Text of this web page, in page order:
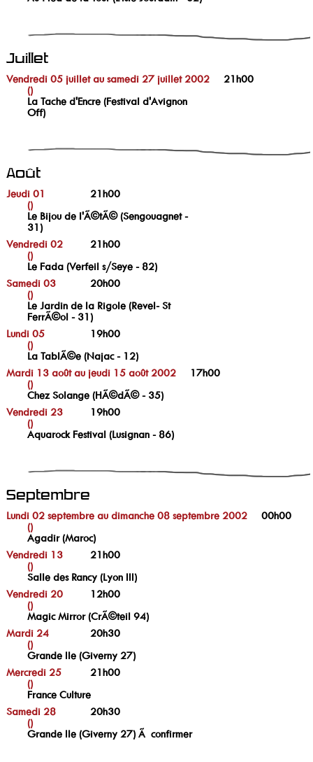
Juillet
Vendredi 05 juillet au samedi 27 juillet 2002
21h00
()
La Tache d'Encre (Festival d'Avignon
Off)
Août
Jeudi 01
21h00
()
Le Bijou de l'Ã©tÃ© (Sengouagnet -
31)
Vendredi 02
21h00
()
Le Fada (Verfeil s/Seye - 82)
Samedi 03
20h00
()
Le Jardin de la Rigole (Revel- St
FerrÃ©ol - 31)
Lundi 05
19h00
()
La TablÃ©e (Najac - 12)
Mardi 13 août au jeudi 15 août 2002
17h00
()
Chez Solange (HÃ©dÃ© - 35)
Vendredi 23
19h00
()
Aquarock Festival (Lusignan - 86)
Septembre
Lundi 02 septembre au dimanche 08 septembre 2002
00h00
()
Agadir (Maroc)
Vendredi 13
21h00
()
Salle des Rancy (Lyon III)
Vendredi 20
12h00
()
Magic Mirror (CrÃ©teil 94)
Mardi 24
20h30
()
Grande Ile (Giverny 27)
Mercredi 25
21h00
()
France Culture
Samedi 28
20h30
()
Grande Ile (Giverny 27) Ã confirmer